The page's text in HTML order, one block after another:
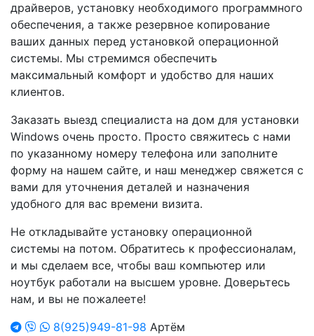
драйверов, установку необходимого программного
обеспечения, а также резервное копирование
ваших данных перед установкой операционной
системы. Мы стремимся обеспечить
максимальный комфорт и удобство для наших
клиентов.
Заказать выезд специалиста на дом для установки
Windows очень просто. Просто свяжитесь с нами
по указанному номеру телефона или заполните
форму на нашем сайте, и наш менеджер свяжется с
вами для уточнения деталей и назначения
удобного для вас времени визита.
Не откладывайте установку операционной
системы на потом. Обратитесь к профессионалам,
и мы сделаем все, чтобы ваш компьютер или
ноутбук работали на высшем уровне. Доверьтесь
нам, и вы не пожалеете!
8(925)949-81-98 Артём